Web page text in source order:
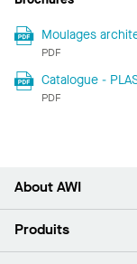
Moulages
PDF
Catalogue -
PDF
About AWI
À propos de nous
Produits